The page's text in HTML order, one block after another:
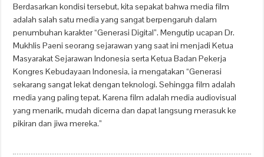
Berdasarkan kondisi tersebut, kita sepakat bahwa media film
adalah salah satu media yang sangat berpengaruh dalam
penumbuhan karakter “Generasi Digital”. Mengutip ucapan Dr.
Mukhlis Paeni seorang sejarawan yang saat ini menjadi Ketua
Masyarakat Sejarawan Indonesia serta Ketua Badan Pekerja
Kongres Kebudayaan Indonesia, ia mengatakan “Generasi
sekarang sangat lekat dengan teknologi. Sehingga film adalah
media yang paling tepat. Karena film adalah media audiovisual
yang menarik, mudah dicerna dan dapat langsung merasuk ke
pikiran dan jiwa mereka.”